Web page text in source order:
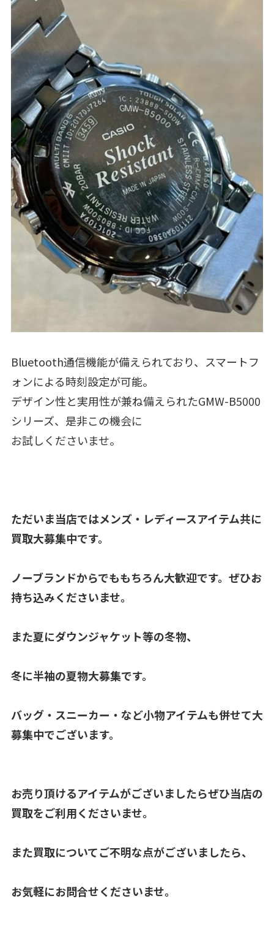
Bluetooth通信機能が備えられており、スマートフ
ォンによる時刻設定が可能。
デザイン性と実用性が兼ね備えられたGMW-B5000
シリーズ、是非この機会に
お試しくださいませ。
ただいま当店ではメンズ・レディースアイテム共に
買取大募集中です。
ノーブランドからでももちろん大歓迎です。ぜひお
持ち込みくださいませ。
また夏にダウンジャケット等の冬物、
冬に半袖の夏物大募集です。
バッグ・スニーカー・など小物アイテムも併せて大
募集中でございます。
お売り頂けるアイテムがございましたらぜひ当店の
買取をご利用くださいませ。
また買取についてご不明な点がございましたら、
お気軽にお問合せくださいませ。